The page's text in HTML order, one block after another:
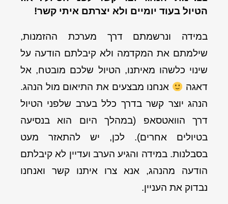
הטיול בעוד יומיים ולא יצרתם איתי קשר!
במידה ונרשמתם דרך מערכת ההזמנות,
שילמתם את המקדמה ולא קיבלתם הודעה על
שינוי כלשהו מאיתנו, הטיול שלכם מובטח, אל
דאגה
אנחנו מבצעים את התיאום מול הנהג.
הנהג יוצר קשר בדרך כלל בערב שלפני הטיול
דרך הוואטסאפ (במהלך היום הוא בנסיעה
בטיולים אחרים). לכן, יש להתאזר מעט
בסבלנות. במידה והגיע הערב ועדיין לא קיבלתם
הודעה מהנהג, אנא צרו איתנו קשר ואנחנו
נבדוק את העניין.